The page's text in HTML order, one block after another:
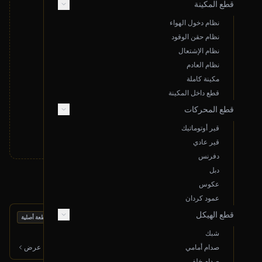
قطع المكينة
نظام دخول الهواء
نظام حقن الوقود
نظام الإشتعال
نظام العادم
مكينة كاملة
قطع داخل المكينة
قطع المحركات
قير أوتوماتيك
قير عادي
دفرنس
دبل
عكوس
عمود كردان
قطع الهيكل
شبك
صدام أمامي
لا توجد نتائج مطابقة لبحثك
قم بتغيير معايير البحث أو قدم طلب خاص
منتجات أخرى قد تعجبك
بحالة ممتازة قطعة أصلية
عرض